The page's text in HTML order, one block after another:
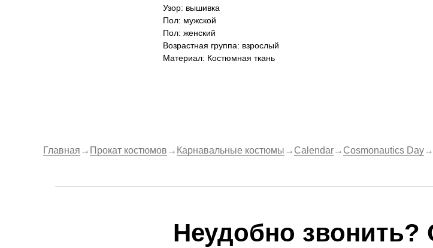
Узор: вышивка
Пол: мужской
Пол: женский
Возрастная группа: взрослый
Материал: Костюмная ткань
Главная → Прокат костюмов → Карнавальные костюмы → Calendar→ Cosmonautics Day→
Неудобно звонить?